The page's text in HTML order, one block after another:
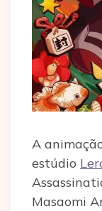
A
estúdio
Masaomi